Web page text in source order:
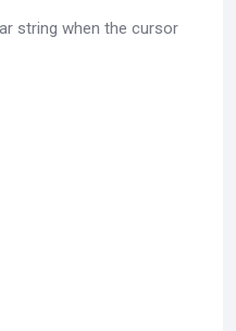
string when the cursor